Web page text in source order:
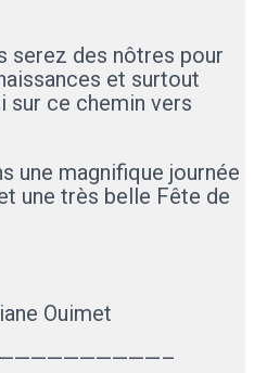
serez des nôtres pour
et surtout
ce chemin vers
une magnifique journée
une très belle Fête de
Ouimet